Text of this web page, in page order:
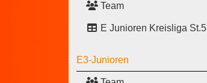
Team
E Junioren Kreisliga St.5
E3-Junioren